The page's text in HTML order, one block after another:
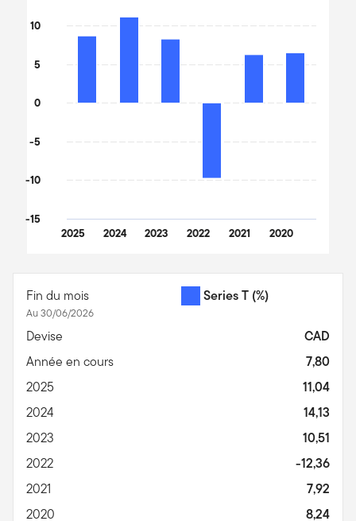
2025 2024 2023 2022 2021 2020
-15
-10
-5
0
5
10
Fin du mois
Au 30/06/2026
Series T (%)
Devise
CAD
Année en cours
7,80
2025
11,04
2024
14,13
2023
10,51
2022
-12,36
2021
7,92
2020
8,24